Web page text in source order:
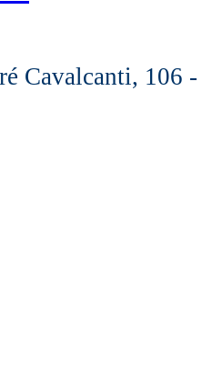
Cavalcanti, 106